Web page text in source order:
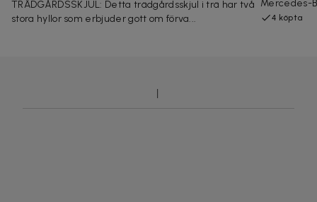
TRÄDGÅRDSSKJUL: Detta trädgårdsskjul i trä har två
stora hyllor som erbjuder gott om förva...
Mercedes-
4 köpta